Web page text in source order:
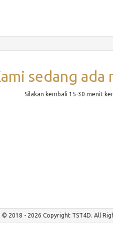
sedang ada
Silakan kembali 15-30 menit
© 2018 - 2026 Copyright TST4D. All